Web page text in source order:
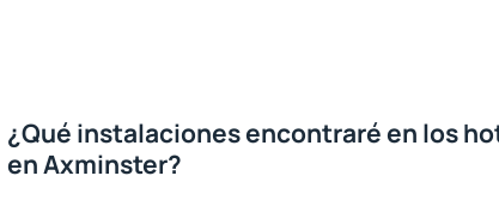
¿Qué instalaciones encontraré en los
en Axminster?